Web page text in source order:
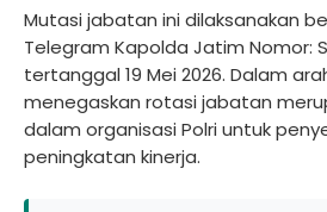
Mutasi jabatan ini dilaksanakan
Telegram Kapolda Jatim Nomor:
tertanggal 19 Mei 2026. Dalam
menegaskan rotasi jabatan
dalam organisasi Polri untuk
peningkatan kinerja.